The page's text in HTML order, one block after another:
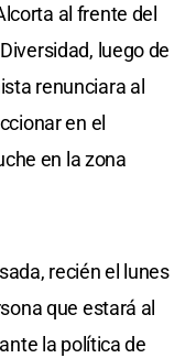
al frente del
luego de
renunciara al
en el
en la zona
recién el lunes
que estará al
la política de